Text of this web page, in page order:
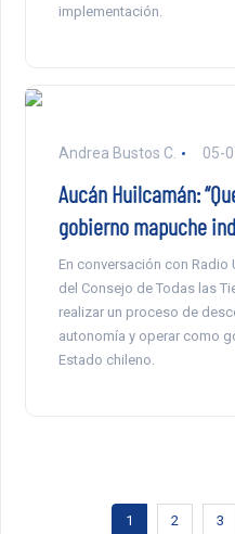
implementación.
Andrea Bustos C. 05-
Aucán Huilcamán:
gobierno mapuche
En conversación con Radio
del Consejo de Todas las
realizar un proceso de
autonomía y operar como
Estado chileno.
1 2 3